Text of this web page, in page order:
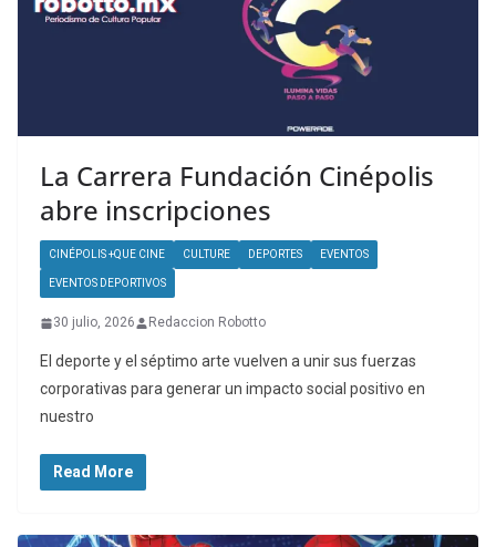
La Carrera Fundación Cinépolis
abre inscripciones
CINÉPOLIS +QUE CINE CULTURE DEPORTES EVENTOS
EVENTOS DEPORTIVOS
30 julio, 2026 Redaccion Robotto
El deporte y el séptimo arte vuelven a unir sus fuerzas
corporativas para generar un impacto social positivo en
nuestro
Read More